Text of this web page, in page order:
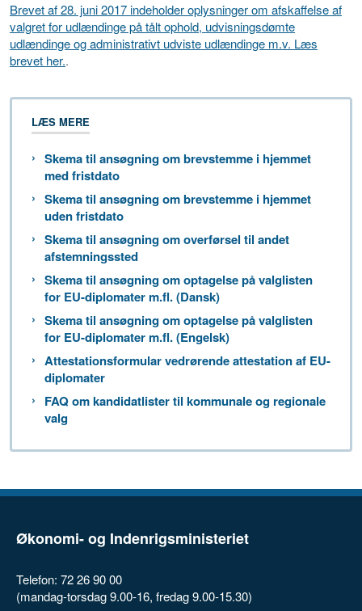
Brevet af 28. juni 2017 indeholder oplysninger om afskaffelse af
valgret for udlændinge på tålt ophold, udvisningsdømte
udlændinge og administrativt udviste udlændinge m.v. Læs
brevet her..
LÆS MERE
Skema til ansøgning om brevstemme i hjemmet
med fristdato
Skema til ansøgning om brevstemme i hjemmet
uden fristdato
Skema til ansøgning om overførsel til andet
afstemningssted
Skema til ansøgning om optagelse på valglisten
for EU-diplomater m.fl. (Dansk)
Skema til ansøgning om optagelse på valglisten
for EU-diplomater m.fl. (Engelsk)
Attestationsformular vedrørende attestation af EU-
diplomater
FAQ om kandidatlister til kommunale og regionale
valg
Økonomi- og Indenrigsministeriet
Telefon: 72 26 90 00
(mandag-torsdag 9.00-16, fredag 9.00-15.30)